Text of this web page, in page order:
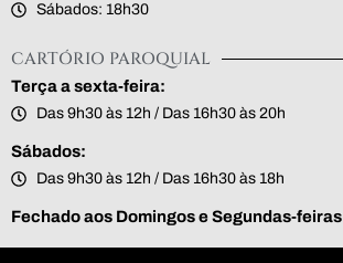
Sábados: 18h30
CARTÓRIO PAROQUIAL
Terça a sexta-feira:
Das 9h30 às 12h / Das 16h30 às 20h
Sábados:
Das 9h30 às 12h / Das 16h30 às 18h
Fechado aos Domingos e Segundas-feiras